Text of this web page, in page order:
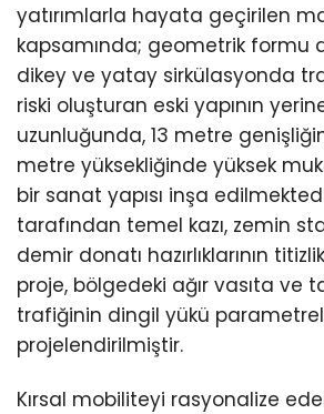
yatırımlarla hayata geçirilen
kapsamında; geometrik formu
dikey ve yatay sirkülasyonda
riski oluşturan eski yapının
uzunluğunda, 13 metre
metre yüksekliğinde yüksek
bir sanat yapısı inşa
tarafından temel kazı, zemin
demir donatı hazırlıklarının
proje, bölgedeki ağır vasıta ve
trafiğinin dingil yükü
projelendirilmiştir.
Kırsal mobiliteyi rasyonalize